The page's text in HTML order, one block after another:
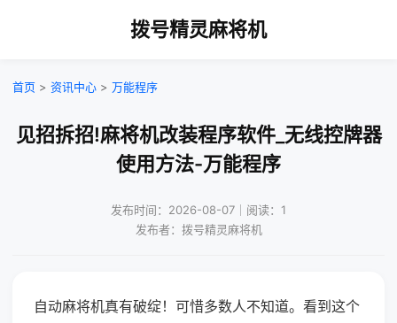
拨号精灵麻将机
首页 > 资讯中心 > 万能程序
见招拆招!麻将机改装程序软件_无线控牌器
使用方法-万能程序
发布时间：2026-08-07｜阅读：1
发布者：拨号精灵麻将机
自动麻将机真有破绽！可惜多数人不知道。看到这个